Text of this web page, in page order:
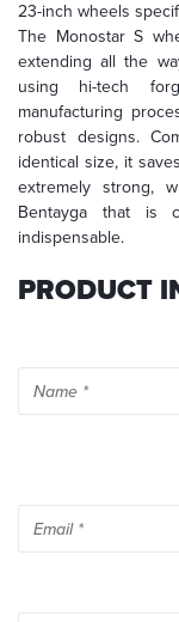
23-inch wheels
The Monostar S
extending all the
using hi-tech
manufacturing
robust designs.
identical size, it
extremely strong,
Bentayga that is
indispensable.
PRODUCT
information,
please
read
our
privacy
policy